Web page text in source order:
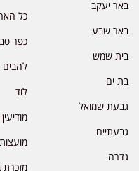
באר יעקב
באר שבע
בית שמש
בת ים
גבעת שמואל
גבעתיים
גדרה
כל
כפר
להבים
לוד
מועצות
מזכרת